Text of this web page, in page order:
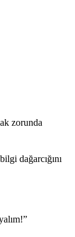
zorunda
dağarcığını